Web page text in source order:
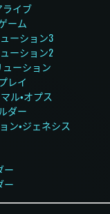
ライブ
ーム
ーション3
ーション2
ューション
レイ
ル・オプス
ダー
ン・ジェネシス
ー
ー